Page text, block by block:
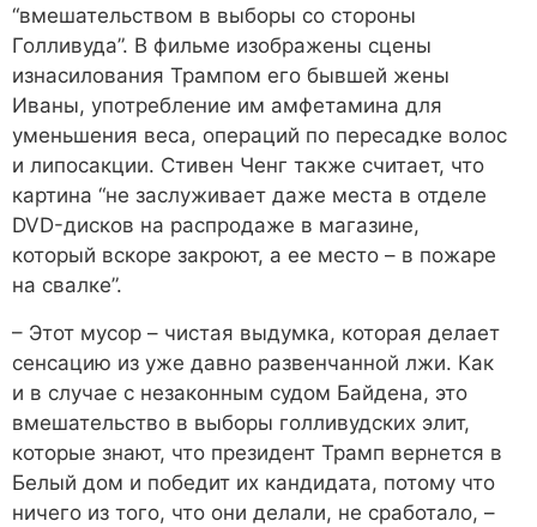
“вмешательством в выборы со стороны
Голливуда”. В фильме изображены сцены
изнасилования Трампом его бывшей жены
Иваны, употребление им амфетамина для
уменьшения веса, операций по пересадке волос
и липосакции. Стивен Ченг также считает, что
картина “не заслуживает даже места в отделе
DVD-дисков на распродаже в магазине,
который вскоре закроют, a ее место – в пожаре
на свалке”.
– Этот мусор – чистая выдумка, которая делает
сенсацию из уже давно развенчанной лжи. Как
и в случае с незаконным судом Байдена, это
вмешательство в выборы голливудских элит,
которые знают, что президент Трамп вернется в
Белый дом и победит их кандидата, потому что
ничего из того, что они делали, не сработало, –